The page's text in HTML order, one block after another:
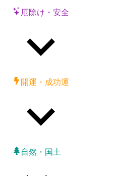
厄除け・安全
開運・成功運
自然・国土